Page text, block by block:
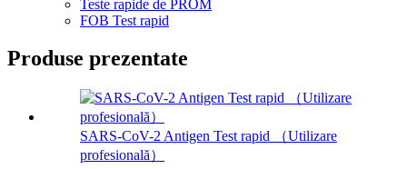
Teste rapide de PROM
FOB Test rapid
Produse prezentate
SARS-CoV-2 Antigen Test rapid （Utilizare
profesională）